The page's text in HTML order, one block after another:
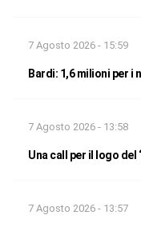
7 Agosto 2026 - 15:59
Bardi: 1,6 milioni per i
7 Agosto 2026 - 13:58
Una call per il logo
7 Agosto 2026 - 13:57